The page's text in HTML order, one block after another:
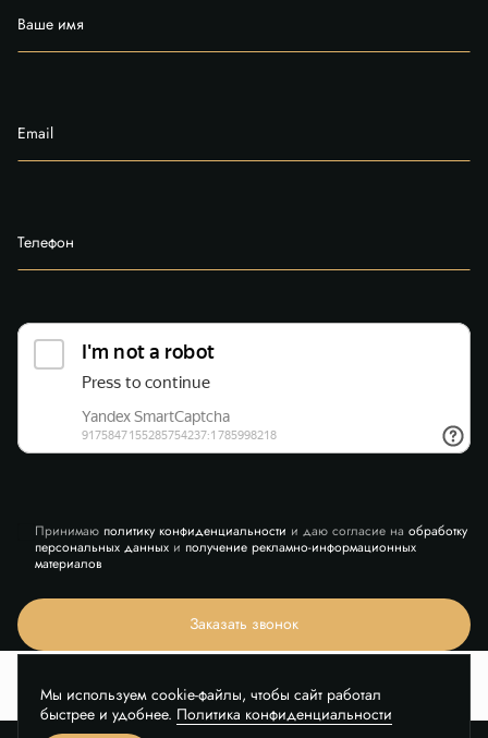
Ваше имя
Email
Телефон
Принимаю политику конфиденциальности и даю согласие на обработку
персональных данныхи получение рекламно-информационных
материалов
Заказать звонок
Мы используем cookie-файлы, чтобы сайт работал
быстрее и удобнее. Политика конфиденциальности